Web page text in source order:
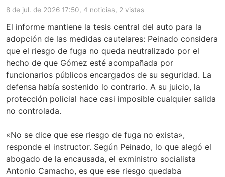
8 de jul. de 2026 17:50, 4 noticias, 2 vistas
El informe mantiene la tesis central del auto para la
adopción de las medidas cautelares: Peinado considera
que el riesgo de fuga no queda neutralizado por el
hecho de que Gómez esté acompañada por
funcionarios públicos encargados de su seguridad. La
defensa había sostenido lo contrario. A su juicio, la
protección policial hace casi imposible cualquier salida
no controlada.
«No se dice que ese riesgo de fuga no exista»,
responde el instructor. Según Peinado, lo que alegó el
abogado de la encausada, el exministro socialista
Antonio Camacho, es que ese riesgo quedaba